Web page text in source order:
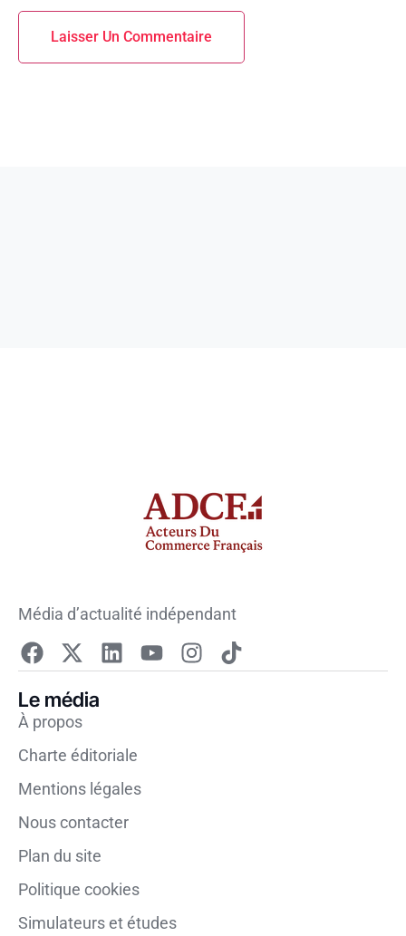
Média d’actualité indépendant
Le média
À propos
Charte éditoriale
Mentions légales
Nous contacter
Plan du site
Politique cookies
Simulateurs et études